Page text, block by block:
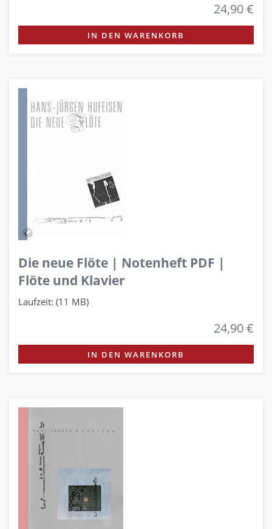
24,90 €
IN DEN WARENKORB
Die neue Flöte | Notenheft PDF |
Flöte und Klavier
Laufzeit: (11 MB)
24,90 €
IN DEN WARENKORB